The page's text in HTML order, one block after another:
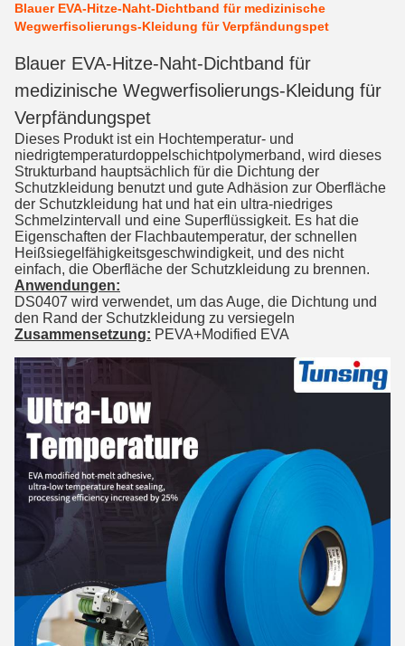
Blauer EVA-Hitze-Naht-Dichtband für medizinische
Wegwerfisolierungs-Kleidung für Verpfändungspet
Blauer EVA-Hitze-Naht-Dichtband für
medizinische Wegwerfisolierungs-Kleidung für
Verpfändungspet
Dieses Produkt ist ein Hochtemperatur- und
niedrigtemperaturdoppelschichtpolymerband, wird dieses
Strukturband hauptsächlich für die Dichtung der
Schutzkleidung benutzt und gute Adhäsion zur Oberfläche
der Schutzkleidung hat und hat ein ultra-niedriges
Schmelzintervall und eine Superflüssigkeit. Es hat die
Eigenschaften der Flachbautemperatur, der schnellen
Heißsiegelfähigkeitsgeschwindigkeit, und des nicht
einfach, die Oberfläche der Schutzkleidung zu brennen.
Anwendungen:
DS0407 wird verwendet, um das Auge, die Dichtung und
den Rand der Schutzkleidung zu versiegeln
Zusammensetzung: PEVA+Modified EVA